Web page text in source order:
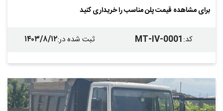
کمپرسی
دست ساز
برای مشاهده قیمت پلن مناسب را خریداری کنید
کد:
MT-IV-0001 ثبت شده در:۱۴۰۳/۸/۱۲